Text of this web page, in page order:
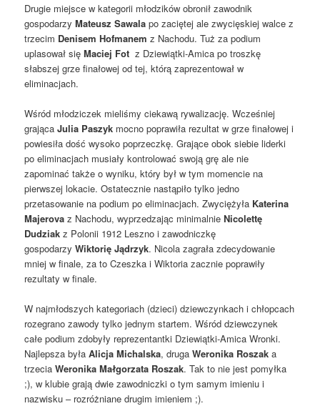
Drugie miejsce w kategorii młodzików obronił zawodnik
gospodarzyMateusz Sawalapo zaciętej ale zwycięskiej walce z
trzecim Denisem Hofmanem z Nachodu. Tuż za podium
uplasował sięMaciej Fot z Dziewiątki-Amica po troszkę
słabszej grze finałowej od tej, którą zaprezentował w
eliminacjach.
Wśród młodziczek mieliśmy ciekawą rywalizację. Wcześniej
grającaJulia Paszyk mocno poprawiła rezultat w grze finałowej i
powiesiła dość wysoko poprzeczkę. Grające obok siebie liderki
po eliminacjach musiały kontrolować swoją grę ale nie
zapominać także o wyniku, który był w tym momencie na
pierwszej lokacie. Ostatecznie nastąpiło tylko jedno
przetasowanie na podium po eliminacjach. Zwyciężyła Katerina
Majerova z Nachodu, wyprzedzając minimalnieNicolettę
Dudziak z Polonii 1912 Leszno i zawodniczkę
gospodarzyWiktorię Jądrzyk. Nicola zagrała zdecydowanie
mniej w finale, za to Czeszka i Wiktoria zacznie poprawiły
rezultaty w finale.
W najmłodszych kategoriach (dzieci) dziewczynkach i chłopcach
rozegrano zawody tylko jednym startem. Wśród dziewczynek
całe podium zdobyły reprezentantki Dziewiątki-Amica Wronki.
Najlepsza byłaAlicja Michalska, drugaWeronika Roszak a
trzeciaWeronika Małgorzata Roszak. Tak to nie jest pomyłka
;), w klubie grają dwie zawodniczki o tym samym imieniu i
nazwisku – rozróżniane drugim imieniem ;).